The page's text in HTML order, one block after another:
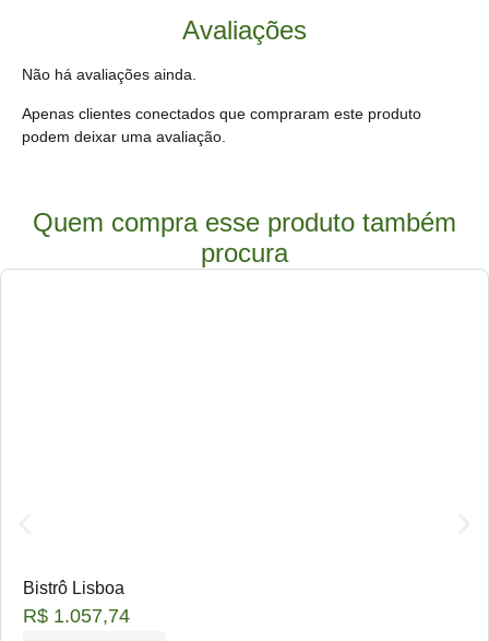
Avaliações
Não há avaliações ainda.
Apenas clientes conectados que compraram este produto
podem deixar uma avaliação.
Quem compra esse produto também
procura
Bistrô Lisboa
R$ 1.057,74